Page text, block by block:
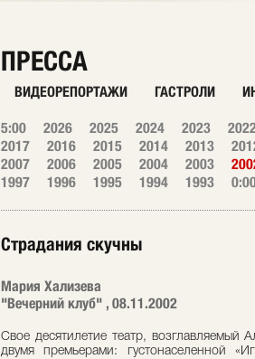
ПРЕССА
ВИДЕОРЕПОРТАЖИ ГАСТРОЛИ
5:00 2026 2025 2024 2023
2017
2016 2015 2014 2013
2007
2006 2005 2004 2003
1997
1996 1995 1994 1993
Страдания скучны
Мария Хализева
"Вечерний клуб" , 08.11.2002
Свое десятилетие театр, возглавляемый
двумя премьерами: густонаселенной